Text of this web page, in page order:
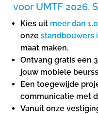
voor UMTF 2026,
Kies uit meer dan
onze standbouwers
maat maken.
Ontvang gratis een
jouw mobiele
Een toegewijde
communicatie met
Vanuit onze